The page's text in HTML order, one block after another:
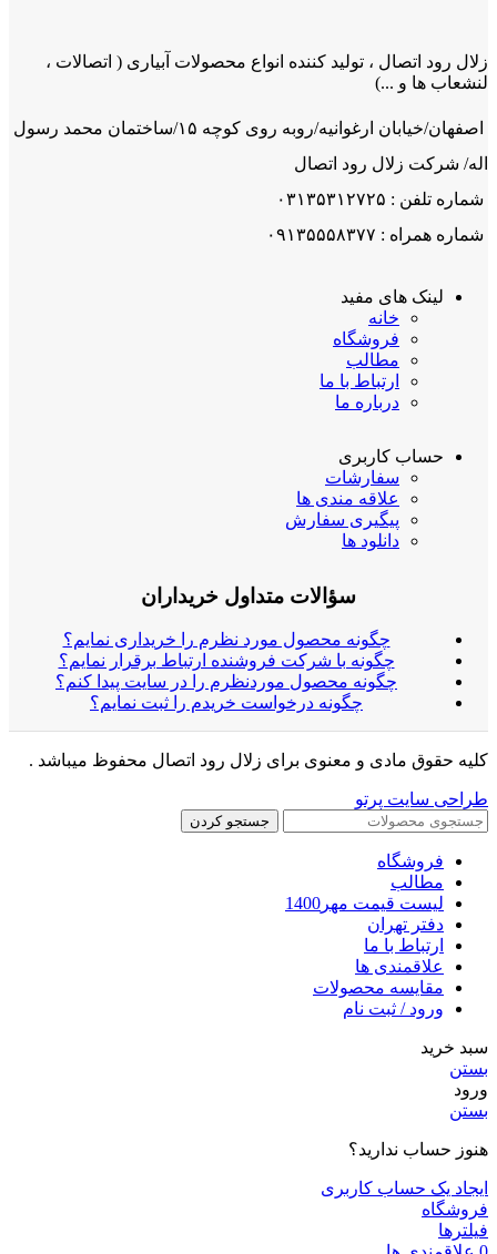
زلال رود اتصال ، تولید کننده انواع محصولات آبیاری ( اتصالات ،
لنشعاب ها و ...)
اصفهان/خیابان ارغوانیه/روبه روی کوچه ۱۵/ساختمان محمد رسول
اله/ شرکت زلال رود اتصال
شماره تلفن : ۰۳۱۳۵۳۱۲۷۲۵
شماره همراه : ۰۹۱۳۵۵۵۸۳۷۷
لینک های مفید
خانه
فروشگاه
مطالب
ارتباط با ما
درباره ما
حساب کاربری
سفارشات
علاقه مندی ها
پیگیری سفارش
دانلود ها
سؤالات متداول خریداران
چگونه محصول مورد نظرم را خریداری نمایم؟
چگونه با شرکت فروشنده ارتباط برقرار نمایم؟
چگونه محصول موردنظرم را در سایت پیدا کنم؟
چگونه درخواست خریدم را ثبت نمایم؟
کلیه حقوق مادی و معنوی برای زلال رود اتصال محفوظ میباشد .
طراحی سایت پرتو
جستجو کردن
فروشگاه
مطالب
لیست قیمت مهر1400
دفتر تهران
ارتباط با ما
علاقمندی ها
مقایسه محصولات
ورود / ثبت نام
سبد خرید
بستن
ورود
بستن
هنوز حساب ندارید؟
ایجاد یک حساب کاربری
فروشگاه
فیلترها